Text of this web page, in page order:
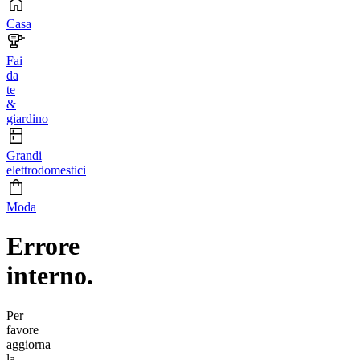
Casa
Fai
da
te
&
giardino
Grandi
elettrodomestici
Moda
Errore
interno.
Per
favore
aggiorna